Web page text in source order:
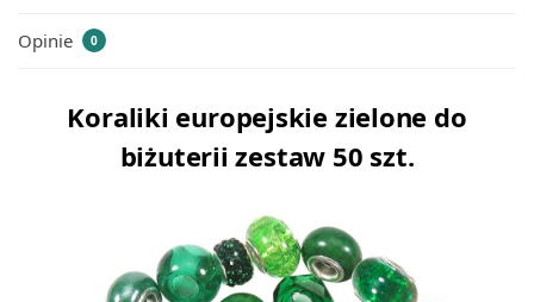
Opinie 0
Koraliki europejskie zielone do
biżuterii zestaw 50 szt.